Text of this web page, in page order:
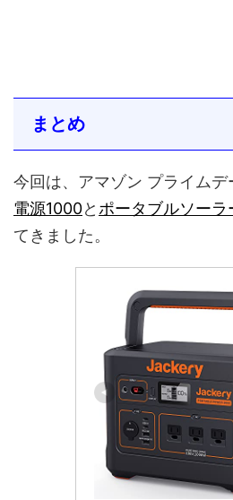
まとめ
今回は、アマゾン プライムデ
電源1000と ポータブルソーラ
てきました。